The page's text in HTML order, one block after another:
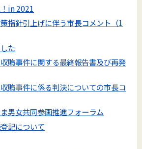
in 2021
指針引上げに伴う市長コメント（1
た
賄事件に関する最終報告書及び再発
賄事件に係る判決についての市長コ
男女共同参画推進フォーラム
記について